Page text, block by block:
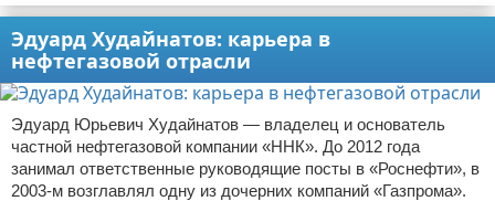
Эдуард Худайнатов: карьера в
нефтегазовой отрасли
Эдуард Юрьевич Худайнатов — владелец и основатель
частной нефтегазовой компании «ННК»‎. До 2012 года
занимал ответственные руководящие посты в «Роснефти», в
2003-м возглавлял одну из дочерних компаний «Газпрома»‎. ‎